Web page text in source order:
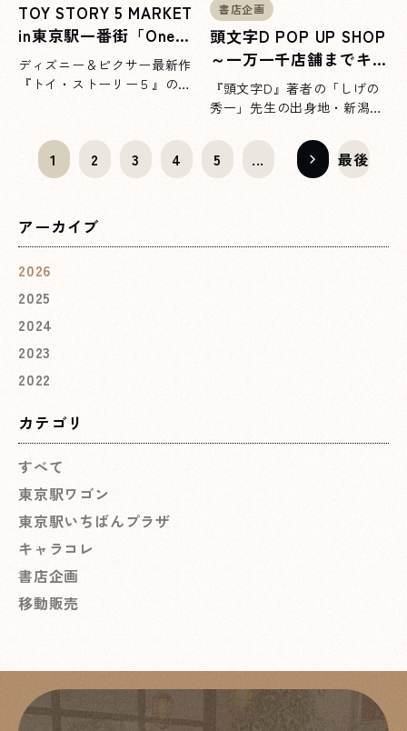
TOY STORY 5 MARKET
in東京駅一番街「One
Spot」by marimocraft
ディズニー＆ピクサー最新作
『トイ・ストーリー５』の公
東京駅にて開催。お買い上げ
特典もご用意しています♪
書店企画
頭文字D POP UP SHOP
～一万一千店舗までキッ
チリ回せ！！～@新潟日
報メディアシップ
『頭文字D』著者の「しげの
秀一」先生の出身地・新潟県
開催！お買い上げ特典もご用
意しています♪
1 2 3 4 5 ... 最後
アーカイブ
2026
2025
2024
2023
2022
カテゴリ
すべて
東京駅ワゴン
東京駅いちばんプラザ
キャラコレ
書店企画
移動販売